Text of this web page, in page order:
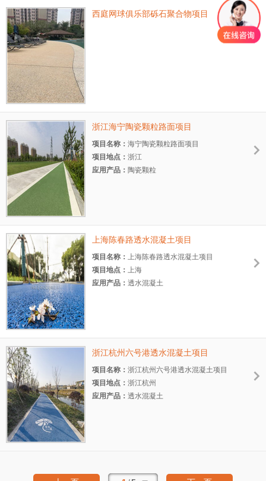
西庭网球俱乐部砾石聚合物项目
浙江海宁陶瓷颗粒路面项目
项目名称： 海宁陶瓷颗粒路面项目
项目地点： 浙江
应用产品： 陶瓷颗粒
上海陈春路透水混凝土项目
项目名称： 上海陈春路透水混凝土项目
项目地点： 上海
应用产品： 透水混凝土
浙江杭州六号港透水混凝土项目
项目名称： 浙江杭州六号港透水混凝土项目
项目地点： 浙江杭州
应用产品： 透水混凝土